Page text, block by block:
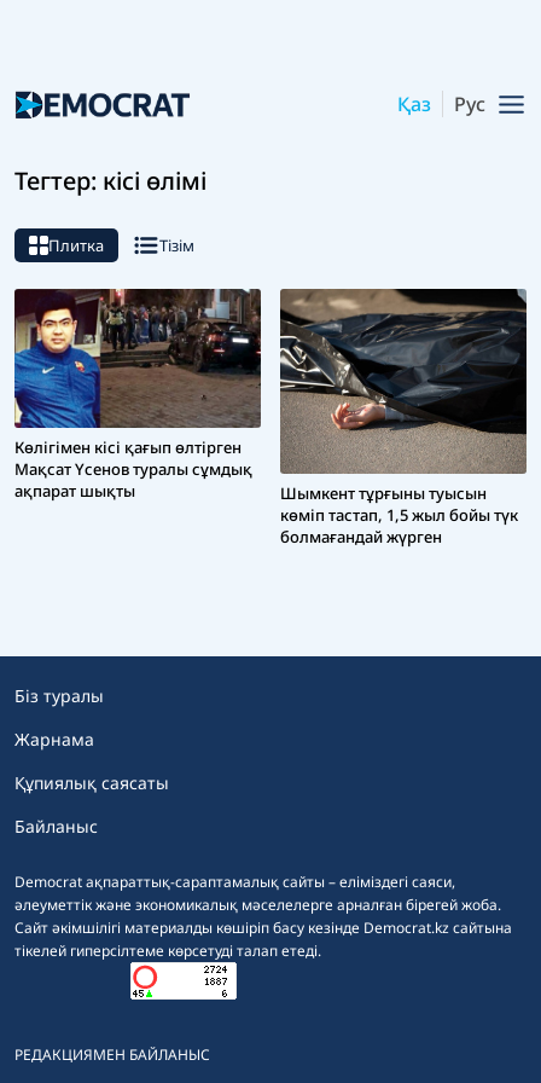
Қаз Рус
Тегтер: кісі өлімі
Плитка Тізім
Көлігімен кісі қағып өлтірген
Мақсат Үсенов туралы сұмдық
ақпарат шықты
Шымкент тұрғыны туысын
көміп тастап, 1,5 жыл бойы түк
болмағандай жүрген
Democrat ақпараттық-сараптамалық сайты – еліміздегі саяси,
әлеуметтік және экономикалық мәселелерге арналған бірегей жоба.
Сайт әкімшілігі материалды көшіріп басу кезінде Democrat.kz сайтына
тікелей гиперсілтеме көрсетуді талап етеді.
Біз туралы
Жарнама
Құпиялық саясаты
Байланыс
РЕДАКЦИЯМЕН БАЙЛАНЫС